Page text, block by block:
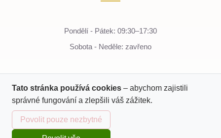
Pondělí - Pátek: 09:30–17:30
Sobota - Neděle: zavřeno
Tato stránka používá cookies – abychom zajistili
správné fungování a zlepšili váš zážitek.
Povolit pouze nezbytné